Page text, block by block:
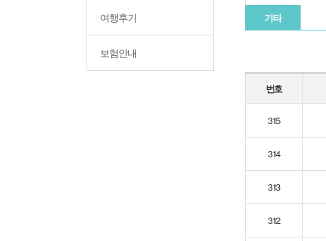
여행후기
보험안내
기타
번호
315
314
313
312